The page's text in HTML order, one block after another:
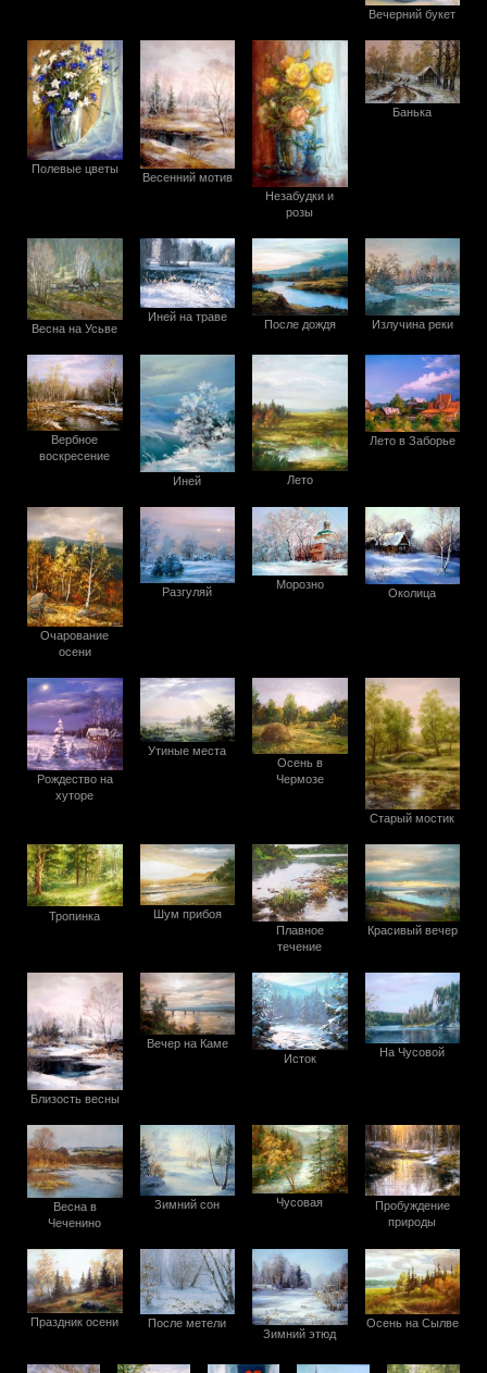
Вечерний букет
Полевые цветы
Весенний мотив
Незабудки и
розы
Банька
Весна на Усьве
Иней на траве
После дождя Излучина реки
Вербное
воскресение
Иней
Лето
Лето в Заборье
Очарование
осени
Разгуляй
Морозно
Околица
Рождество на
хуторе
Утиные места
Осень в
Чермозе
Старый мостик
Тропинка
Шум прибоя
Плавное
течение
Красивый вечер
Близость весны
Вечер на Каме
Исток
На Чусовой
Весна в
Чеченино
Зимний сон Чусовая
Пробуждение
природы
Праздник осени
После метели
Зимний этюд
Осень на Сылве